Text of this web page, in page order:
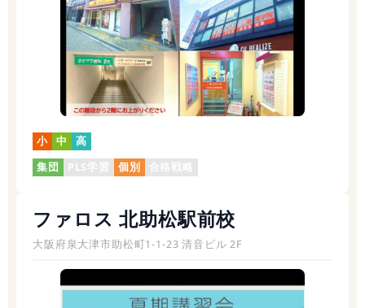
小 中
高
集団
PLS学習 個別 合格戦略
ファロス 北助松駅前校
大阪府泉大津市助松町1-1-23 清音ビル 2F